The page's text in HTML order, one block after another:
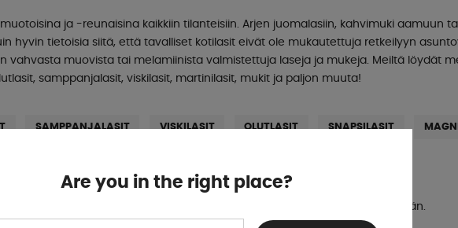
ja -reunaisina kaikkiin tilanteisiin. Arjen juomalasiin, kahvimuki aamuun
hyvin tietoisia siitä, että tavalliset kotilasit eivät ole mukautettuja retkeilyyn
vahvasta muovista tai melamiinista valmistettuja laseja ja mukeja. Meiltä löydät
samppanjalasit, viskilasit, martinilasit, mukit ja paljon muuta!
SAMPPANJALASIT VISKILASIT OLUTLASIT SNAPSILASIT
finns det inga artiklar i denna kategori just nu.
slutsålda, gått ur sortimentet eller så har de inte kommit in i sortimentent än.
Are you in the right place?